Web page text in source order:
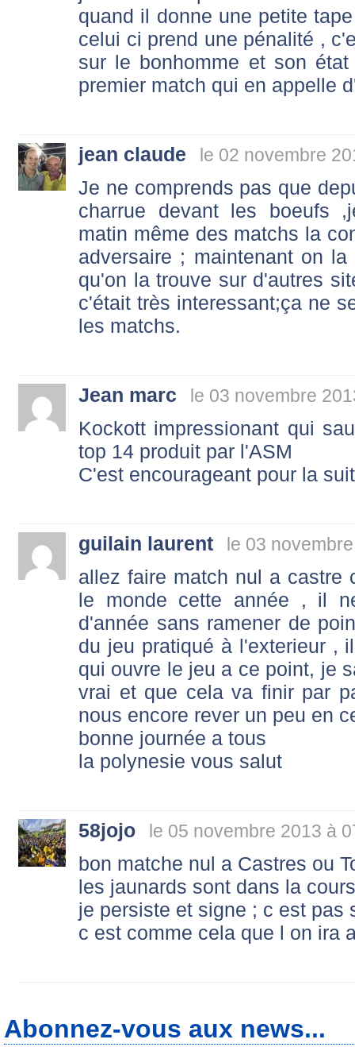
quand il donne une petite
celui ci prend une pénalité ,
sur le bonhomme et son
premier match qui en appelle
jean claude le 02 novembre
Je ne comprends pas que
charrue devant les boeufs
matin même des matchs la
adversaire ; maintenant on
qu'on la trouve sur d'autres
c'était très interessant;ça ne
les matchs.
Jean marc le 03 novembre
Kockott impressionant qui
top 14 produit par l'ASM
C'est encourageant pour la
guilain laurent le 03
allez faire match nul a castre
le monde cette année , il
d'année sans ramener de
du jeu pratiqué à l'exterieur ,
qui ouvre le jeu a ce point, je
vrai et que cela va finir par
nous encore rever un peu en
bonne journée a tous
la polynesie vous salut
58jojo le 05 novembre 2013 à
bon matche nul a Castres ou
les jaunards sont dans la
je persiste et signe ; c est pas
c est comme cela que l on ira
Abonnez-vous aux news...